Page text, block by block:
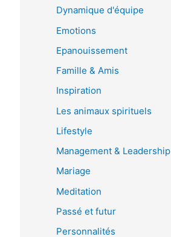
Dynamique d'équipe
Emotions
Epanouissement
Famille & Amis
Inspiration
Les animaux spirituels
Lifestyle
Management & Leadership
Mariage
Meditation
Passé et futur
Personnalités